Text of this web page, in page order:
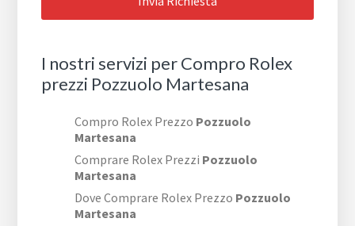
I nostri servizi per Compro Rolex
prezzi Pozzuolo Martesana
Compro Rolex Prezzo Pozzuolo
Martesana
Comprare Rolex Prezzi Pozzuolo
Martesana
Dove Comprare Rolex Prezzo Pozzuolo
Martesana